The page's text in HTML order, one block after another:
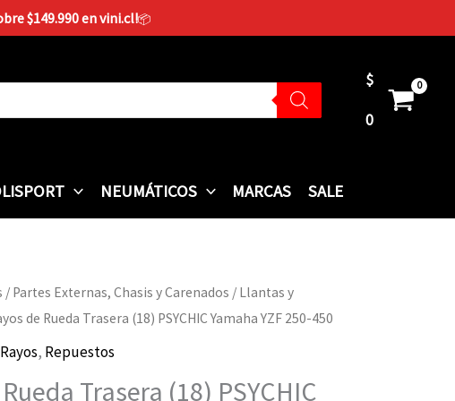
$149.990 en vini.cl!📦
$
0
NEUMÁTICOS MARCAS SALE
/ Partes Externas, Chasis y Carenados / Llantas y
de Rueda Trasera (18) PSYCHIC Yamaha YZF 250-450
Rayos, Repuestos
Trasera (18) PSYCHIC